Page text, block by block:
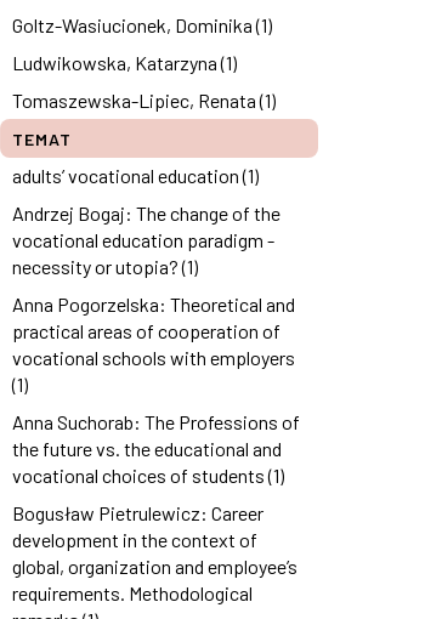
Goltz-Wasiucionek, Dominika (1)
Ludwikowska, Katarzyna (1)
Tomaszewska-Lipiec, Renata (1)
TEMAT
adults’ vocational education (1)
Andrzej Bogaj: The change of the
vocational education paradigm -
necessity or utopia? (1)
Anna Pogorzelska: Theoretical and
practical areas of cooperation of
vocational schools with employers
(1)
Anna Suchorab: The Professions of
the future vs. the educational and
vocational choices of students (1)
Bogusław Pietrulewicz: Career
development in the context of
global, organization and employee’s
requirements. Methodological